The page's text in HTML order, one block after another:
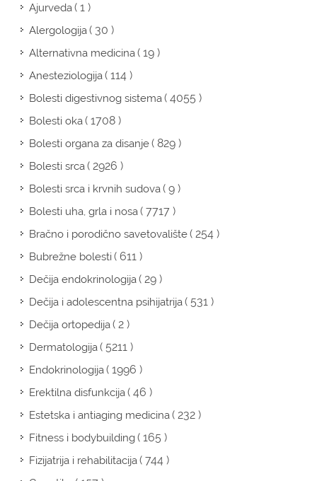
Ajurveda( 1 )
Alergologija( 30 )
Alternativna medicina( 19 )
Anesteziologija( 114 )
Bolesti digestivnog sistema( 4055 )
Bolesti oka( 1708 )
Bolesti organa za disanje( 829 )
Bolesti srca( 2926 )
Bolesti srca i krvnih sudova( 9 )
Bolesti uha, grla i nosa( 7717 )
Bračno i porodično savetovalište( 254 )
Bubrežne bolesti( 611 )
Dečija endokrinologija( 29 )
Dečija i adolescentna psihijatrija( 531 )
Dečija ortopedija( 2 )
Dermatologija( 5211 )
Endokrinologija( 1996 )
Erektilna disfunkcija( 46 )
Estetska i antiaging medicina( 232 )
Fitness i bodybuilding( 165 )
Fizijatrija i rehabilitacija( 744 )